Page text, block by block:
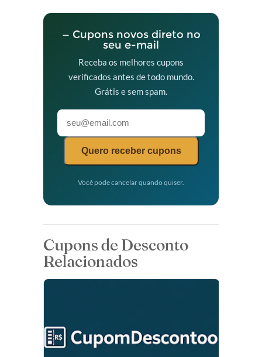
— Cupons novos direto no
seu e-mail
Receba os melhores cupons
verificados antes de todo mundo.
Grátis e sem spam.
Quero receber cupons
Você pode cancelar quando quiser.
Cupons de Desconto
Relacionados